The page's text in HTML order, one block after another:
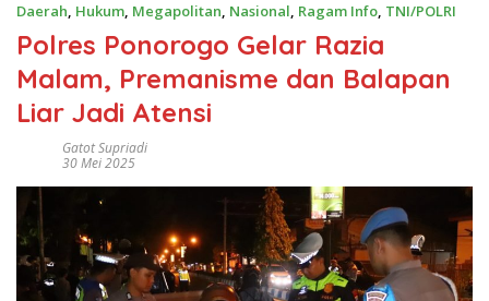
Daerah, Hukum, Megapolitan, Nasional, Ragam Info, TNI/POLRI
Polres Ponorogo Gelar Razia
Malam, Premanisme dan Balapan
Liar Jadi Atensi
Gatot Supriadi
30 Mei 2025